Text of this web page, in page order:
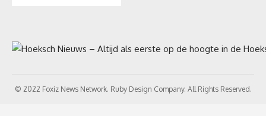
© 2022 Foxiz News Network. Ruby Design Company. All Rights Reserved.